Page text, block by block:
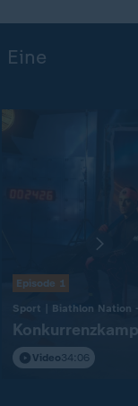
Eine
Episode 1
Video34:06